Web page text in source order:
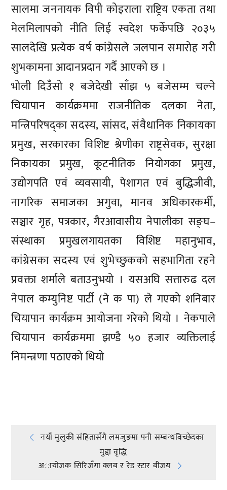
सालमा जननायक विपी कोइराला राष्ट्रिय एकता तथा
मेलमिलापको नीति लिई स्वदेश फर्केपछि २०३५
सालदेखि प्रत्येक वर्ष कांग्रेसले जलपान समारोह गरी
शुभकामना आदानप्रदान गर्दै आएको छ ।
भोली दिउँसो १ बजेदेखी साँझ ५ बजेसम्म चल्ने
चियापान कार्यक्रममा राजनीतिक दलका नेता,
मन्त्रिपरिषद्का सदस्य, सांसद, संवैधानिक निकायका
प्रमुख, सरकारका विशिष्ट श्रेणीका राष्ट्रसेवक, सुरक्षा
निकायका प्रमुख, कूटनीतिक नियोगका प्रमुख,
उद्योगपति एवं व्यवसायी, पेशागत एवं बुद्धिजीवी,
नागरिक समाजका अगुवा, मानव अधिकारकर्मी,
सञ्चार गृह, पत्रकार, गैरआवासीय नेपालीका सङ्घ–
संस्थाका प्रमुखलगायतका विशिष्ट महानुभाव,
कांग्रेसका सदस्य एवं शुभेच्छुकको सहभागिता रहने
प्रवक्ता शर्माले बताउनुभयो । यसअघि सत्तारुढ दल
नेपाल कम्युनिष्ट पार्टी (ने क पा) ले गएको शनिबार
चियापान कार्यक्रम आयोजना गरेको थियो । नेकपाले
चियापान कार्यक्रममा झण्डै ५० हजार व्यक्तिलाई
निमन्त्रणा पठाएको थियो
Post
navigation
नयाँ मुलुकी संहितासँगै लमजुङमा पनी सम्बन्धविच्छेदका
मुद्दा वृद्धि
अायाेजक सिरिजँगा क्लब र रेड स्टार बीजय